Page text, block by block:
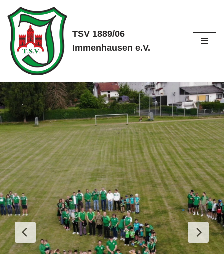
Zum
Inhalt
springen
TSV 1889/06
Immenhausen e.V.